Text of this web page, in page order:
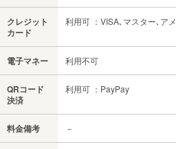
クレジット
カード
利用可 ：VISA､マスター､ア
電子マネー 利用不可
QRコード
決済
利用可 ：PayPay
料金備考 －